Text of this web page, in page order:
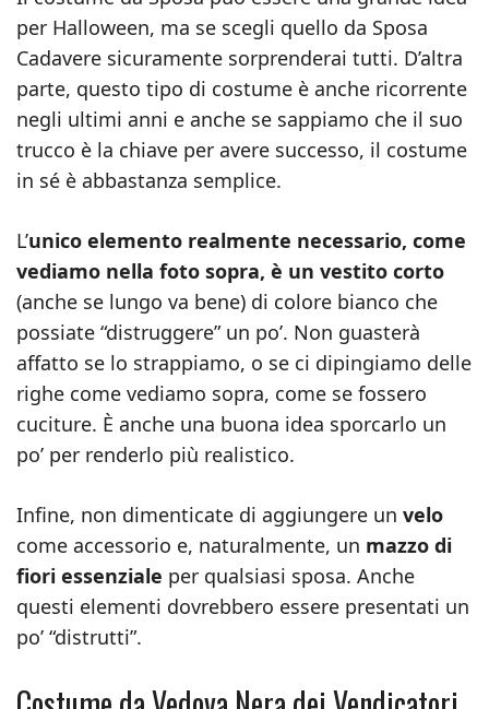
per Halloween, ma se scegli quello da Sposa
Cadavere sicuramente sorprenderai tutti. D’altra
parte, questo tipo di costume è anche ricorrente
negli ultimi anni e anche se sappiamo che il suo
trucco è la chiave per avere successo, il costume
in sé è abbastanza semplice.
L’unico elemento realmente necessario, come
vediamo nella foto sopra, è un vestito corto
(anche se lungo va bene) di colore bianco che
possiate “distruggere” un po’. Non guasterà
affatto se lo strappiamo, o se ci dipingiamo delle
righe come vediamo sopra, come se fossero
cuciture. È anche una buona idea sporcarlo un
po’ per renderlo più realistico.
Infine, non dimenticate di aggiungere un velo
come accessorio e, naturalmente, un mazzo di
fiori essenziale per qualsiasi sposa. Anche
questi elementi dovrebbero essere presentati un
po’ “distrutti”.